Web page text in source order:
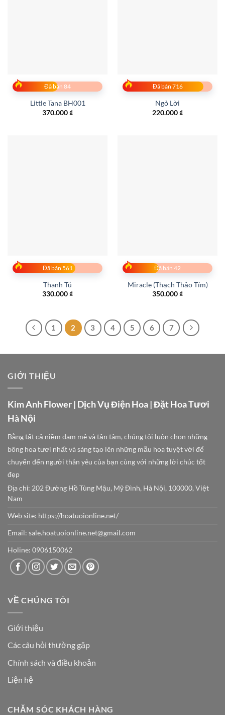
Đã bán 84
Little Tana BH001
370.000₫
Đã bán 716
Ngỏ Lời
220.000₫
Đã bán 561
Thanh Tú
330.000₫
Đã bán 42
Miracle (Thạch Thảo Tím)
350.000₫
1 2 3 4 5 6 7
GIỚI THIỆU
Kim Anh Flower | Dịch Vụ Điện Hoa | Đặt Hoa Tươi
Hà Nội
Bằng tất cả niềm đam mê và tận tâm, chúng tôi luôn chọn những
bông hoa tươi nhất và sáng tạo lên những mẫu hoa tuyệt vời để
chuyển đến người thân yêu của bạn cùng với những lời chúc tốt
đẹp
Địa chỉ: 202 Đường Hồ Tùng Mậu, Mỹ Đình, Hà Nội, 100000, Việt
Nam
Web site: https://hoatuoionline.net/
Email: sale.hoatuoionline.net@gmail.com
Holine: 0906150062
VỀ CHÚNG TÔI
Giới thiệu
Các câu hỏi thường gặp
Chính sách và điều khoản
Liện hệ
CHĂM SÓC KHÁCH HÀNG